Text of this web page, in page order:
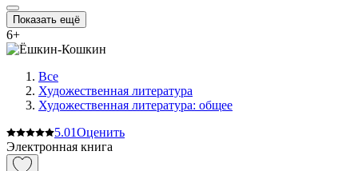
Показать ещё
6+
Все
Художественная литература
Художественная литература: общее
5.01Оценить
Электронная книга